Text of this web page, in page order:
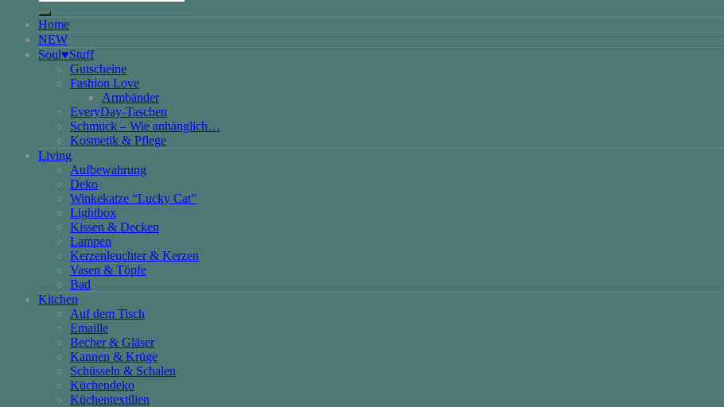
nach:
Home
NEW
Soul♥Stuff
Gutscheine
Fashion Love
Armbänder
EveryDay-Taschen
Schmuck – Wie anhänglich…
Kosmetik & Pflege
Living
Aufbewahrung
Deko
Winkekatze “Lucky Cat”
Lightbox
Kissen & Decken
Lampen
Kerzenleuchter & Kerzen
Vasen & Töpfe
Bad
Kitchen
Auf dem Tisch
Emaille
Becher & Gläser
Kannen & Krüge
Schüsseln & Schalen
Küchendeko
Küchentextilien